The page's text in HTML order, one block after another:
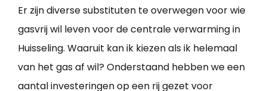
Er zijn diverse substituten te overwegen voor wie
gasvrij wil leven voor de centrale verwarming in
Huisseling. Waaruit kan ik kiezen als ik helemaal
van het gas af wil? Onderstaand hebben we een
aantal investeringen op een rij gezet voor